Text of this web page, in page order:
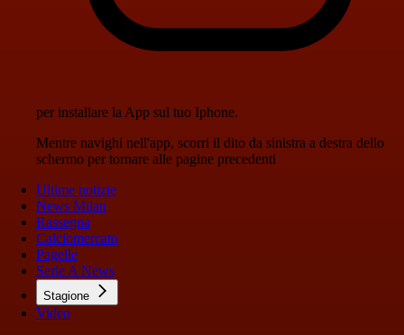
per installare la App sul tuo Iphone.
Mentre navighi nell'app, scorri il dito da sinistra a destra dello
schermo per tornare alle pagine precedenti
Ultime notizie
News Milan
Rassegna
Calciomercato
Pagelle
Serie A News
Stagione
Video